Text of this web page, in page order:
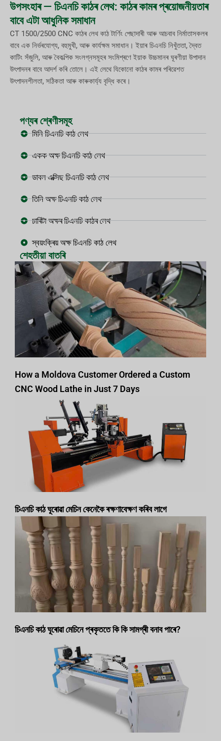
উপসংহাৰ — চিএনচি কাঠৰ লেথ: কাঠৰ কামৰ প্ৰয়োজনীয়তাৰ
বাবে এটা আধুনিক সমাধান
CT 1500/2500 CNC কাঠৰ লেথ কাঠ টাৰ্ণিং পেছাদাৰী আৰু আচবাব নিৰ্মাতাসকলৰ
বাবে এক নিৰ্ভৰযোগ্য, বহুমুখী, আৰু কাৰ্যক্ষম সমাধান। ইয়াৰ চিএনচি নিখুঁততা, দ্বৈত
কাটিং সঁজুলি, আৰু বৈকল্পিক সংলগ্নসমূহৰ সংমিশ্ৰণে ইয়াক উচ্চমানৰ ঘূৰণীয়া উপাদান
উৎপাদনৰ বাবে আদৰ্শ কৰি তোলে। এই লেথে যিকোনো কাঠৰ কামৰ পৰিৱেশত
উৎপাদনশীলতা, সঠিকতা আৰু কাৰুকাৰ্য্য বৃদ্ধি কৰে।
পণ্যৰ শ্ৰেণীসমূহ
মিনি চিএনচি কাঠ লেথ
একক অক্ষ চিএনচি কাঠ লেথ
ডাবল এক্সিছ চিএনচি কাঠ লেথ
তিনি অক্ষ চিএনচি কাঠ লেথ
চাৰিটা অক্ষৰ চিএনচি কাঠৰ লেথ
স্বয়ংক্ৰিয় অক্ষ চিএনচি কাঠ লেথ
শেহতীয়া বাতৰি
How a Moldova Customer Ordered a Custom
CNC Wood Lathe in Just 7 Days
চিএনচি কাঠ ঘূৰোৱা মেচিন কেনেকৈ ৰক্ষণাবেক্ষণ কৰিব লাগে
চিএনচি কাঠ ঘূৰোৱা মেচিনে প্ৰকৃততে কি কি সামগ্ৰী বনাব পাৰে?